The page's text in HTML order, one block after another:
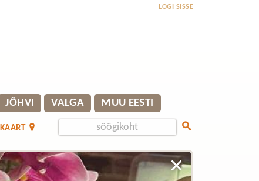
LOGI SISSE
JÕHVI VALGA MUU EESTI
KAART